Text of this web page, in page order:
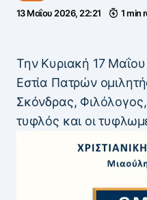
13 Μαΐου 2026, 22:21 1 min
Την Κυριακή 17 Μαΐου
Εστία Πατρών
Σκόνδρας,
τυφλός και οι